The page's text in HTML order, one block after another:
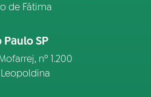
de Fátima
Paulo SP
nº 1.200